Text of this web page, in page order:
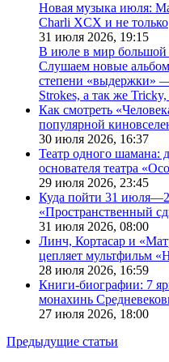
Новая музыка июля:
Charli XCX и не только
31 июля 2026, 19:15
В июле в мир большой
Слушаем новые
степени «выдержки»
Strokes, а так же
Как смотреть
популярной
30 июля 2026, 16:37
Театр одного шамана:
основателя театра
29 июля 2026, 23:45
Куда пойти 31 июля—2
«Пространственный
31 июля 2026, 08:00
Линч, Кортасар и
цепляет мультфильм
28 июля 2026, 16:59
Книги-биографии: 7
монахинь
27 июля 2026, 18:00
Предыдущие статьи